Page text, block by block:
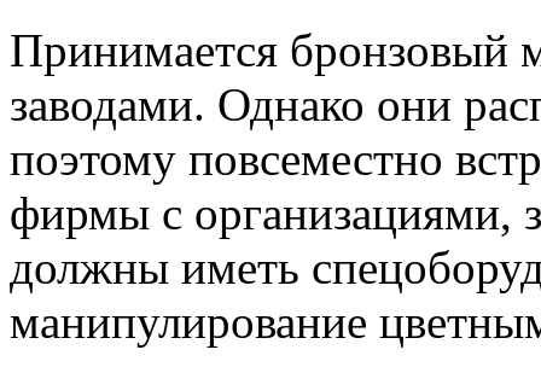
Принимается бронзовый
заводами. Однако они
поэтому повсеместно
фирмы с организациями,
должны иметь
манипулирование